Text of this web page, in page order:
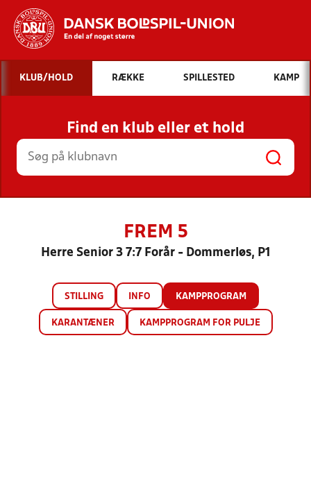
Hvad vil du søge efter?
INDHOLD OG NYHEDER
STILLINGER, RESULTATER, KLUBBER OG
HOLD
KLUB/HOLD RÆKKE SPILLESTED KAMP
Find en klub eller et hold
FREM 5
Herre Senior 3 7:7 Forår - Dommerløs, P1
STILLING INFO KAMPPROGRAM
KARANTÆNER KAMPPROGRAM FOR PULJE